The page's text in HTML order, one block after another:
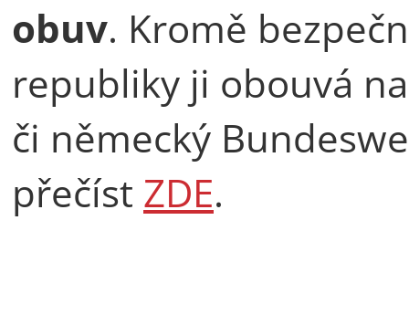
obuv. Kromě
republiky ji obouvá
či německý
přečíst ZDE.